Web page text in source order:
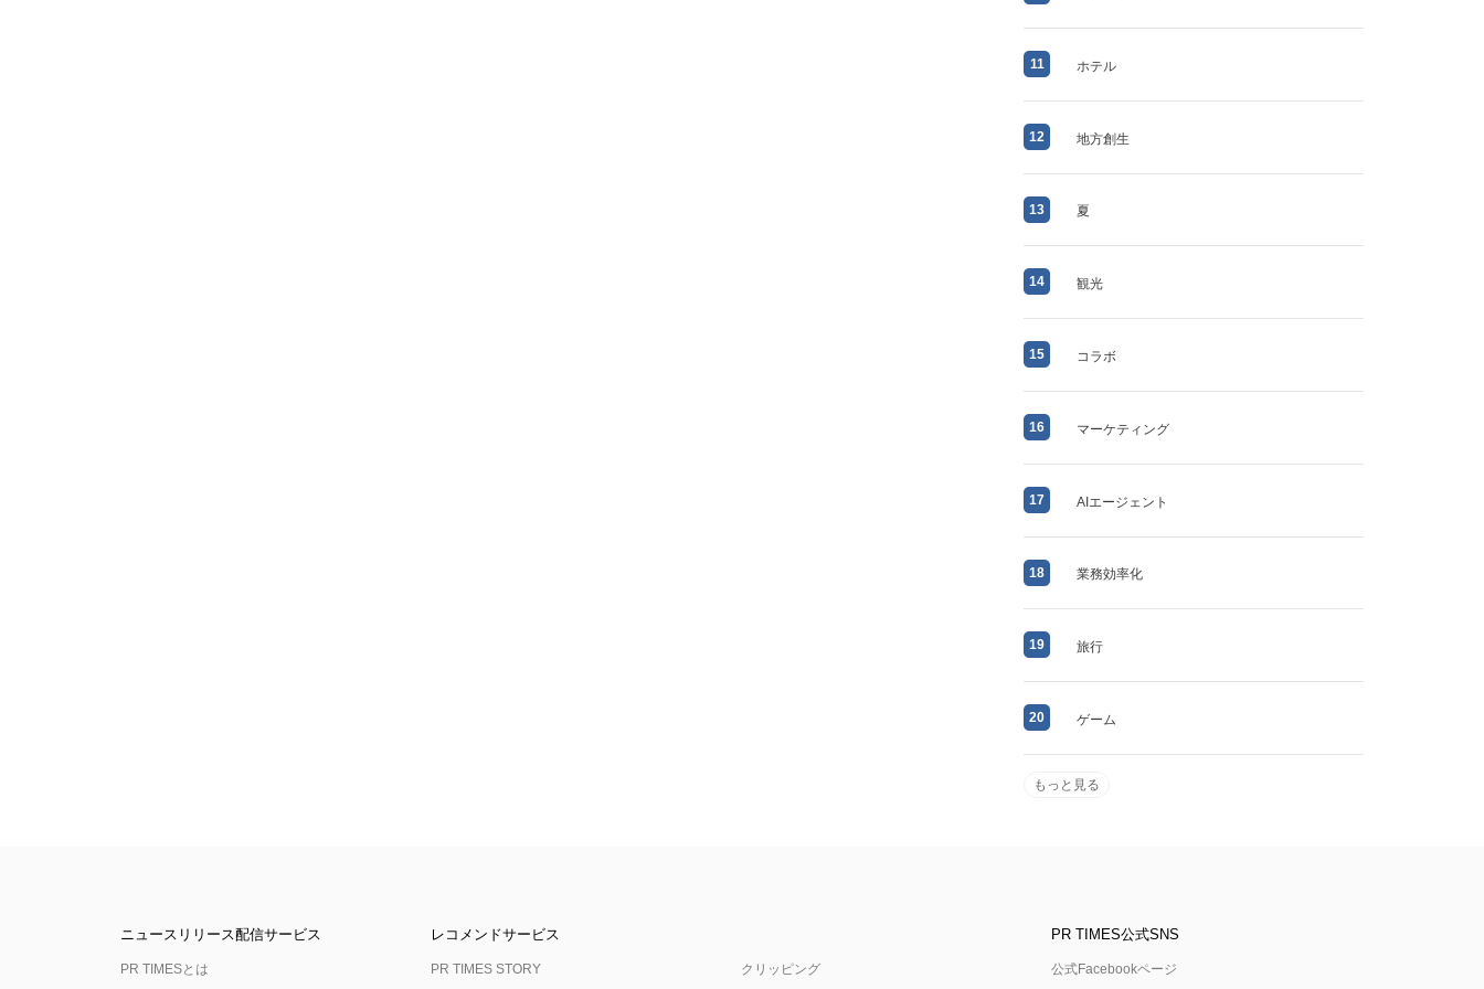
11 ホテル
12 地方創生
13 夏
14 観光
15 コラボ
16 マーケティング
17 AIエージェント
18 業務効率化
19 旅行
20 ゲーム
もっと見る
ニュースリリース配信サービス
PR TIMESとは
レコメンドサービス
PR TIMES STORY クリッピング
PR TIMES公式SNS
公式Facebookページ